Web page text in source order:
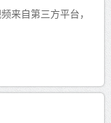
来自第三方平台，